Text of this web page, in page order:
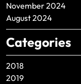
November 2024
August 2024
Categories
2018
2019